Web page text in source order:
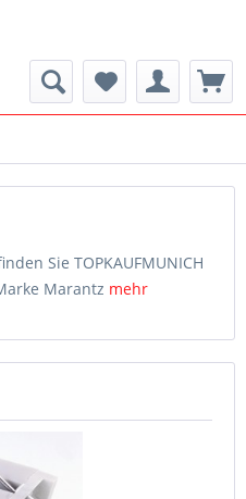
Sie TOPKAUFMUNICH
Marantz mehr